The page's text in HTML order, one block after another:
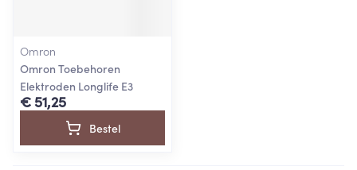
Omron
Omron Toebehoren
Elektroden Longlife E3
€ 51,25
Bestel